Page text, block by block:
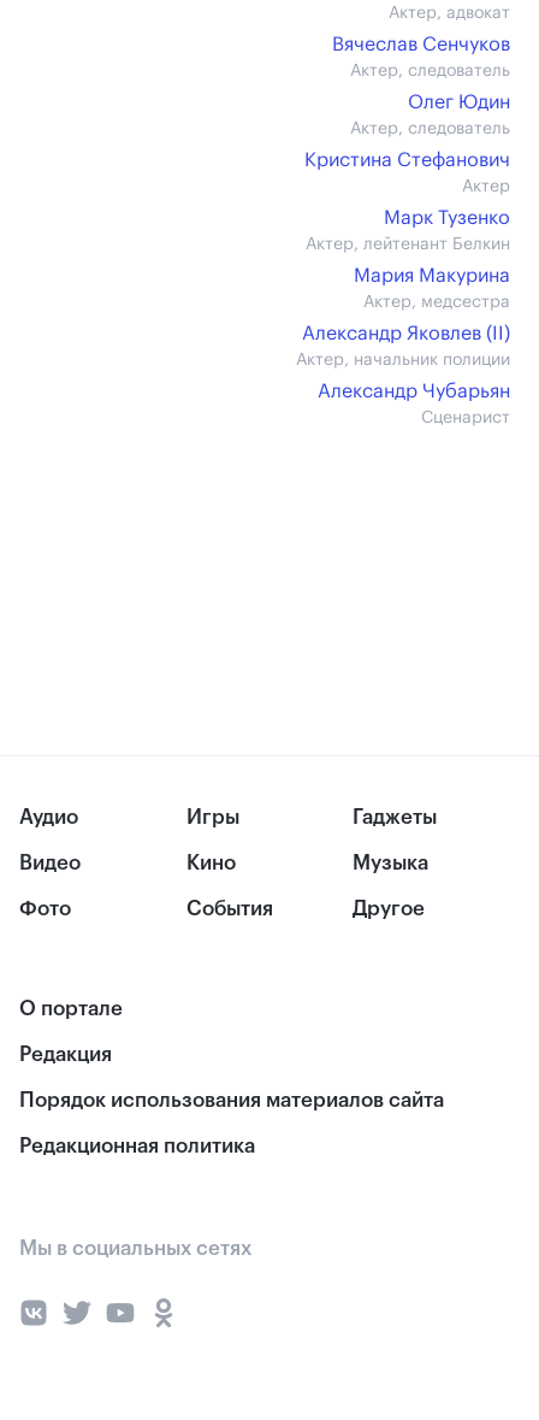
Актер, адвокат
Вячеслав Сенчуков
Актер, следователь
Олег Юдин
Актер, следователь
Кристина Стефанович
Актер
Марк Тузенко
Актер, лейтенант Белкин
Мария Макурина
Актер, медсестра
Александр Яковлев (II)
Актер, начальник полиции
Александр Чубарьян
Сценарист
Аудио
Видео
Фото
Игры
Кино
События
Гаджеты
Музыка
Другое
О портале
Редакция
Порядок использования материалов сайта
Редакционная политика
Мы в социальных сетях